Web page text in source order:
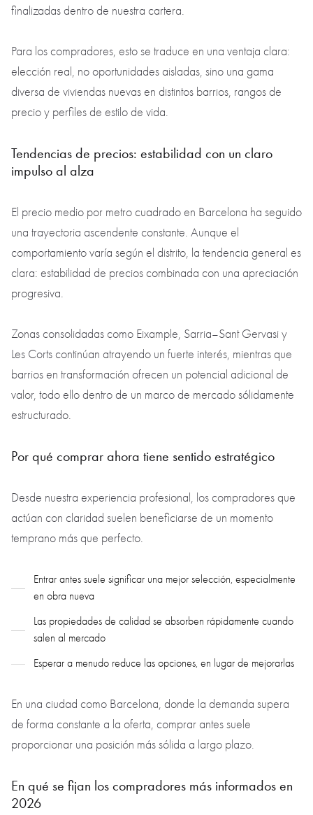
finalizadas dentro de nuestra cartera.
Para los compradores, esto se traduce en una ventaja clara:
elección real, no oportunidades aisladas, sino una gama
diversa de viviendas nuevas en distintos barrios, rangos de
precio y perfiles de estilo de vida.
Tendencias de precios: estabilidad con un claro
impulso al alza
El precio medio por metro cuadrado en Barcelona ha seguido
una trayectoria ascendente constante. Aunque el
comportamiento varía según el distrito, la tendencia general es
clara: estabilidad de precios combinada con una apreciación
progresiva.
Zonas consolidadas como Eixample, Sarria–Sant Gervasi y
Les Corts continúan atrayendo un fuerte interés, mientras que
barrios en transformación ofrecen un potencial adicional de
valor, todo ello dentro de un marco de mercado sólidamente
estructurado.
Por qué comprar ahora tiene sentido estratégico
Desde nuestra experiencia profesional, los compradores que
actúan con claridad suelen beneficiarse de un momento
temprano más que perfecto.
Entrar antes suele significar una mejor selección, especialmente
en obra nueva
Las propiedades de calidad se absorben rápidamente cuando
salen al mercado
Esperar a menudo reduce las opciones, en lugar de mejorarlas
En una ciudad como Barcelona, donde la demanda supera
de forma constante a la oferta, comprar antes suele
proporcionar una posición más sólida a largo plazo.
En qué se fijan los compradores más informados en
2026